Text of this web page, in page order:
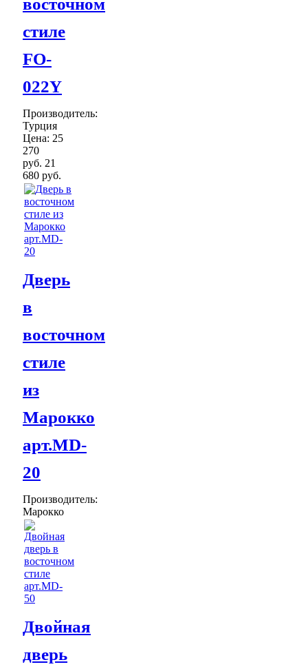
восточном
стиле
FO-
022Y
Производитель:
Турция
Цена: 25
270
руб. 21
680 руб.
Дверь
в
восточном
стиле
из
Марокко
арт.MD-
20
Производитель:
Марокко
Двойная
дверь